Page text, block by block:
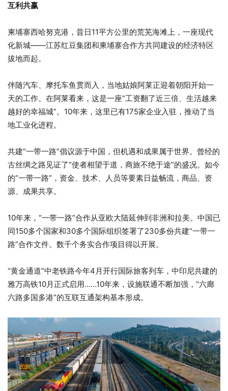
互利共赢
柬埔寨西哈努克港，昔日11平方公里的荒芜海滩上，一座现代
化新城——江苏红豆集团和柬埔寨合作方共同建设的经济特区
拔地而起。
伴随汽车、摩托车鱼贯而入，当地姑娘阿莱正迎着朝阳开始一
天的工作。在阿莱看来，这是一座“工资翻了近三倍、生活越来
越好的幸福城”。10年来，这里已有175家企业入驻，推动了当
地工业化进程。
共建“一带一路”倡议源于中国，但机遇和成果属于世界。曾经的
古丝绸之路见证了“使者相望于道，商旅不绝于途”的盛况。如今
的“一带一路”，资金、技术、人员等要素日益畅流，商品、资
源、成果共享。
10年来，“一带一路”合作从亚欧大陆延伸到非洲和拉美。中国已
同150多个国家和30多个国际组织签署了230多份共建“一带一
路”合作文件。数千个务实合作项目得以开展。
“黄金通道”中老铁路今年4月开行国际旅客列车，中印尼共建的
雅万高铁10月正式启用……10年来，设施联通不断加强，“六廊
六路多国多港”的互联互通架构基本形成。